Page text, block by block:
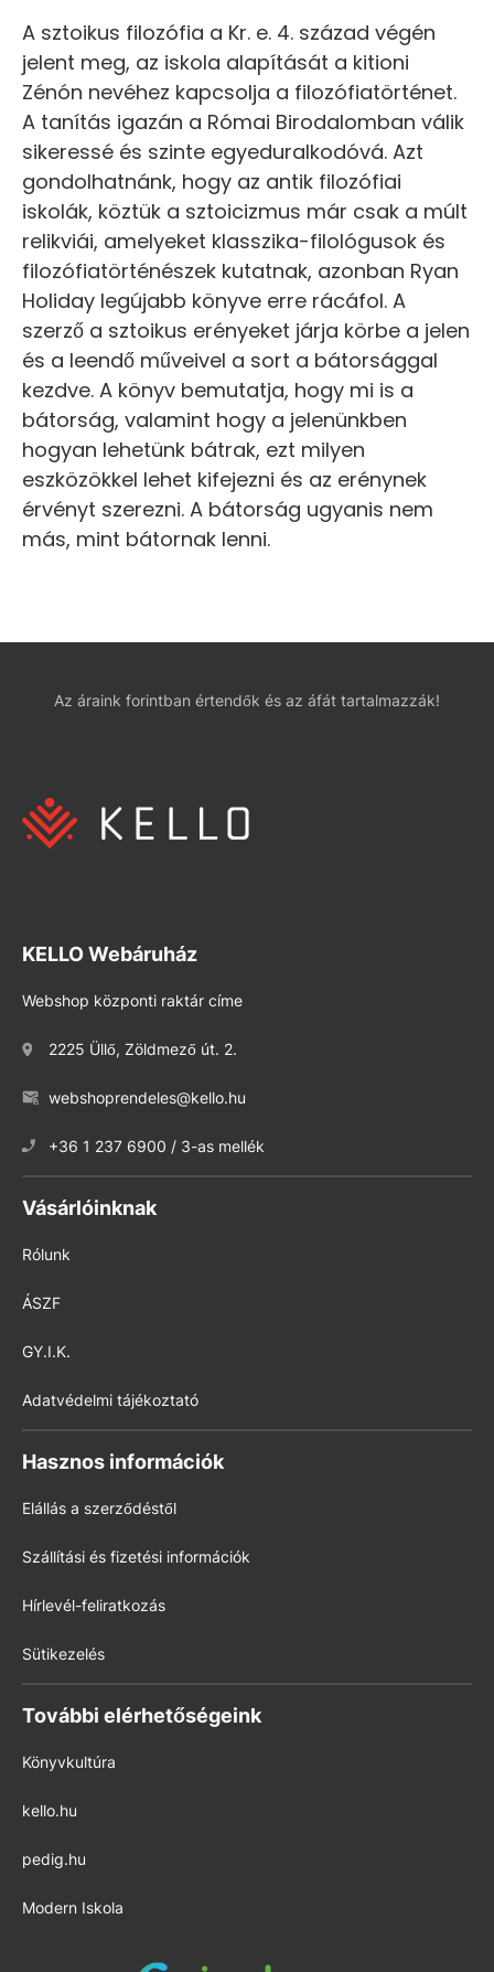
A sztoikus filozófia a Kr. e. 4. század végén
jelent meg, az iskola alapítását a kitioni
Zénón nevéhez kapcsolja a filozófiatörténet.
A tanítás igazán a Római Birodalomban válik
sikeressé és szinte egyeduralkodóvá. Azt
gondolhatnánk, hogy az antik filozófiai
iskolák, köztük a sztoicizmus már csak a múlt
relikviái, amelyeket klasszika-filológusok és
filozófiatörténészek kutatnak, azonban Ryan
Holiday legújabb könyve erre rácáfol. A
szerző a sztoikus erényeket járja körbe a jelen
és a leendő műveivel a sort a bátorsággal
kezdve. A könyv bemutatja, hogy mi is a
bátorság, valamint hogy a jelenünkben
hogyan lehetünk bátrak, ezt milyen
eszközökkel lehet kifejezni és az erénynek
érvényt szerezni. A bátorság ugyanis nem
más, mint bátornak lenni.
Az áraink forintban értendők és az áfát tartalmazzák!
KELLO Webáruház
Webshop központi raktár címe
2225 Üllő, Zöldmező út. 2.
webshoprendeles@kello.hu
+36 1 237 6900 / 3-as mellék
Vásárlóinknak
Rólunk
ÁSZF
GY.I.K.
Adatvédelmi tájékoztató
Hasznos információk
Elállás a szerződéstől
Szállítási és fizetési információk
Hírlevél-feliratkozás
Sütikezelés
További elérhetőségeink
Könyvkultúra
kello.hu
pedig.hu
Modern Iskola